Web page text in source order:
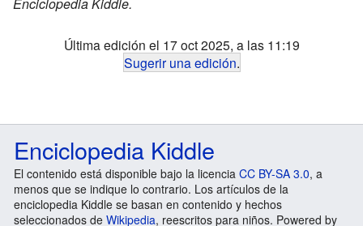
Última edición el 17 oct 2025, a las 11:19
Sugerir una edición.
Enciclopedia Kiddle
El contenido está disponible bajo la licencia CC BY-SA 3.0, a
menos que se indique lo contrario. Los artículos de la
enciclopedia Kiddle se basan en contenido y hechos
seleccionados de Wikipedia, reescritos para niños. Powered by